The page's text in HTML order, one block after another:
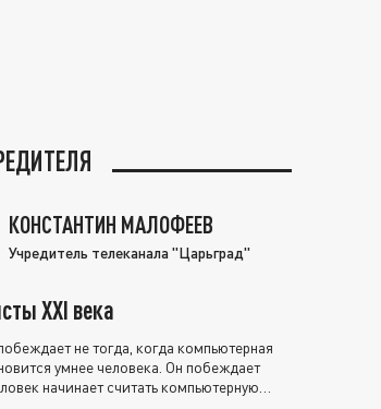
КОНСТАНТИН МАЛОФЕЕВ
Учредитель телеканала "Царьград"
XXI века
не тогда, когда компьютерная
умнее человека. Он побеждает
начинает считать компьютерную